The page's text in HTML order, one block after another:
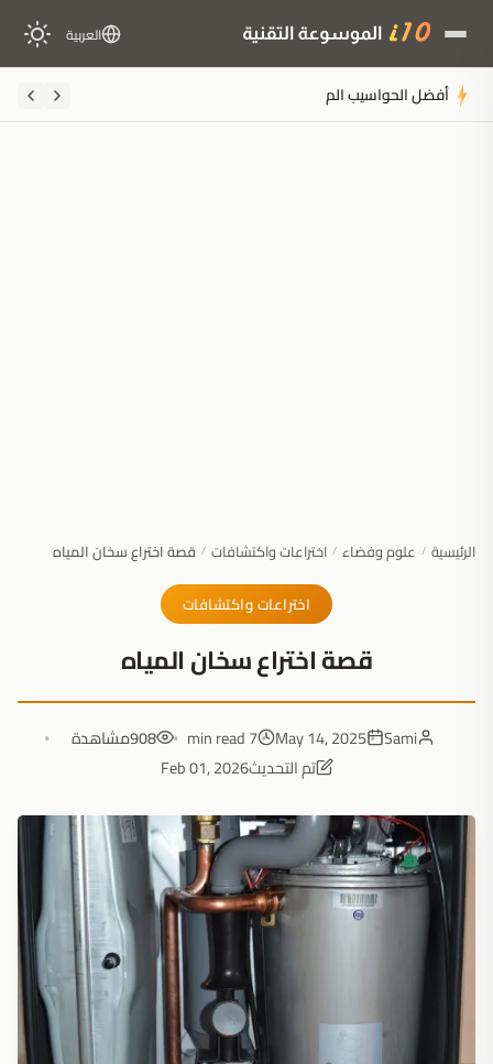
العربية
ملخَّص المقال
أفضل الحواسيب المحمولة للبرمجة والألعاب: دل
الرئيسية / علوم وفضاء / اختراعات واكتشافات / قصة اختراع سخان المياه
اختراعات واكتشافات
قصة اختراع سخان المياه
Sami
May 14, 2025
7 min read
908مشاهدة
تم التحديثFeb 01, 2026